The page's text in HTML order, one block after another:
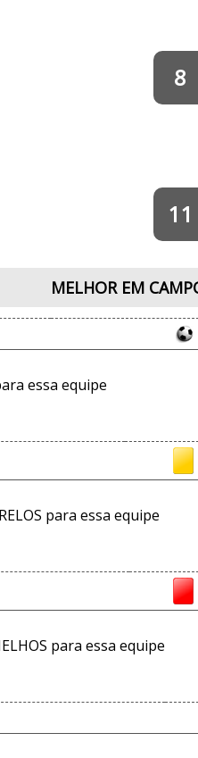
8
11
MELHOR EM
essa equipe
para essa equipe
para essa equipe